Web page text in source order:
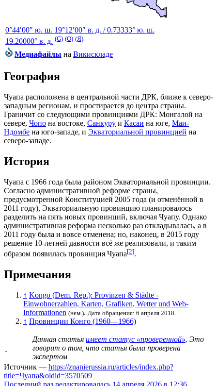
0°44′00″ ю. ш. 19°12′00″ в. д. /0.73333° ю. ш.
19.20000° в. д. (G) (O) (Я)
Медиафайлы на Викискладе
География
Чуапа расположена в центральной части ДРК, ближе к северо-
западным регионам, и простирается до центра страны.
Граничит со следующими провинциями ДРК: Монгалой на
севере, Чопо на востоке, Санкуру и Касаи на юге, Маи-
Ндомбе на юго-западе, и Экваториальной провинцией на
северо-западе.
История
Чуапа с 1966 года была районом Экваториальной провинции.
Согласно административной реформе страны,
предусмотренной Конституцией 2005 года (и отменённой в
2011 году), Экваториальную провинцию планировалось
разделить на пять новых провинций, включая Чуапу. Однако
административная реформа несколько раз откладывалась, а в
2011 году была и вовсе отменена; но, наконец, в 2015 году
решение 10-летней давности всё же реализовали, и таким
образом появилась провинция Чуапа[2].
Примечания
↑ Kongo (Dem. Rep.): Provinzen & Städte -
Einwohnerzahlen, Karten, Grafiken, Wetter und Web-
Informationen (нем.). Дата обращения: 6 апреля 2018.
↑ Провинции Конго (1960—1966)
Данная статья имеет статус «проверенной». Это
говорит о том, что статья была проверена
экспертом
Источник — https://znanierussia.ru/articles/index.php?
title=Чуапа&oldid=3570509
Последний раз редактировалась 14 апреля 2026 в 12:36